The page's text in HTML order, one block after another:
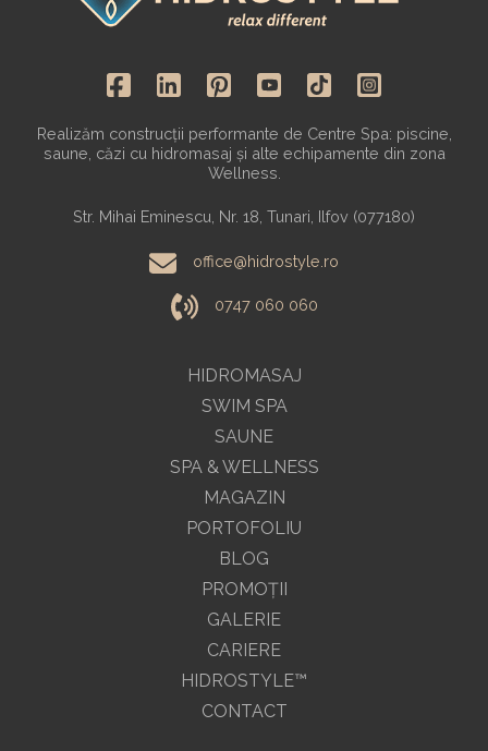
HIDROMASAJ
SWIM SPA
SAUNE
SPA & WELLNESS
MAGAZIN
Realizăm construcții performante de Centre Spa: piscine,
saune, căzi cu hidromasaj și alte echipamente din zona
Wellness.
Str. Mihai Eminescu, Nr. 18, Tunari, Ilfov (077180)
office@hidrostyle.ro
0747 060 060
PORTOFOLIU
BLOG
PROMOŢII
GALERIE
CARIERE
HIDROSTYLE™
CONTACT